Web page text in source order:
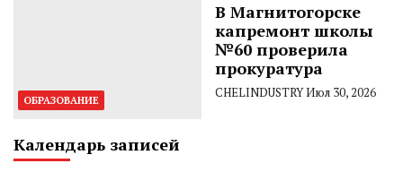
ОБРАЗОВАНИЕ
В Магнитогорске
капремонт школы
№60 проверила
прокуратура
CHELINDUSTRYИюл 30, 2026
Календарь записей